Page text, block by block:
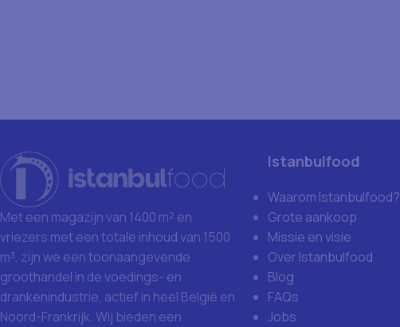
Met een magazijn van 1400 m² en
vriezers met een totale inhoud van 1500
m³, zijn we een toonaangevende
groothandel in de voedings- en
drankenindustrie, actief in heel België en
Noord-Frankrijk. Wij bieden een
Istanbulfood
Waarom Istanbulfood?
Grote aankoop
Missie en visie
Over Istanbulfood
Blog
FAQs
Jobs